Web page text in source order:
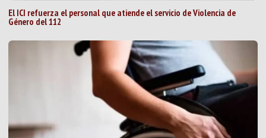
El ICI refuerza el personal que atiende el servicio de Violencia de
Género del 112